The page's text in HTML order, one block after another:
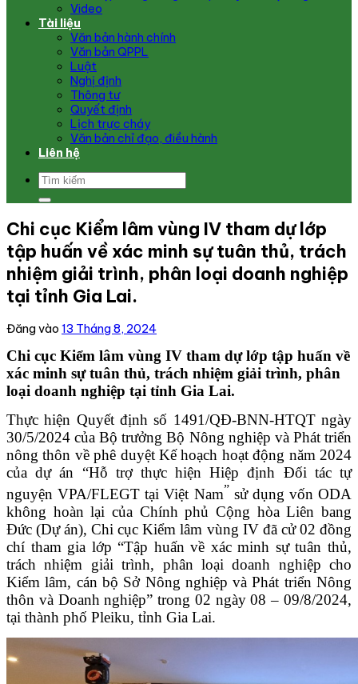
Video
Tài liệu
Văn bản hành chính
Văn bản QPPL
Luật
Nghị định
Thông tư
Quyết định
Lịch trực cháy
Văn bản chỉ đạo, điều hành
Liên hệ
Chi cục Kiểm lâm vùng IV tham dự lớp
tập huấn về xác minh sự tuân thủ, trách
nhiệm giải trình, phân loại doanh nghiệp
tại tỉnh Gia Lai.
Đăng vào 13 Tháng 8, 2024
Chi cục Kiểm lâm vùng IV tham dự lớp tập huấn về
xác minh sự tuân thủ, trách nhiệm giải trình, phân
loại doanh nghiệp tại tỉnh Gia Lai.
Thực hiện Quyết định số 1491/QĐ-BNN-HTQT ngày
30/5/2024 của Bộ trưởng Bộ Nông nghiệp và Phát triển
nông thôn về phê duyệt Kế hoạch hoạt động năm 2024
của dự án “Hỗ trợ thực hiện Hiệp định Đối tác tự
nguyện VPA/FLEGT tại Việt Nam” sử dụng vốn ODA
không hoàn lại của Chính phủ Cộng hòa Liên bang
Đức (Dự án), Chi cục Kiểm lâm vùng IV đã cử 02 đồng
chí tham gia lớp “Tập huấn về xác minh sự tuân thủ,
trách nhiệm giải trình, phân loại doanh nghiệp cho
Kiểm lâm, cán bộ Sở Nông nghiệp và Phát triển Nông
thôn và Doanh nghiệp”trong 02 ngày 08 – 09/8/2024,
tại thành phố Pleiku, tỉnh Gia Lai.